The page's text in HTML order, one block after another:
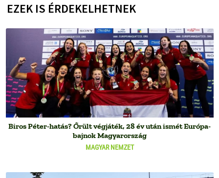
EZEK IS ÉRDEKELHETNEK
MAGYAR NEMZET
Biros Péter-hatás? Őrült végjáték, 28 év után ismét Európa-
bajnok Magyarország